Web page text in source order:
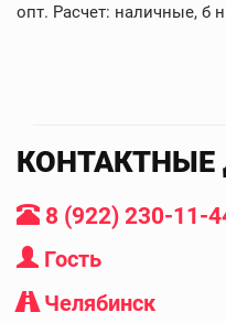
опт. Расчет: наличные, б н
8 (922) 230-11-
Гость
Челябинск